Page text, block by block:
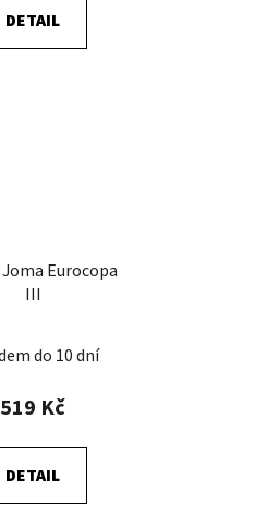
DETAIL
Eurocopa
III
do 10 dní
519 Kč
DETAIL